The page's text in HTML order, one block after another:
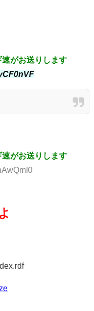
がお送りします
がお送りします